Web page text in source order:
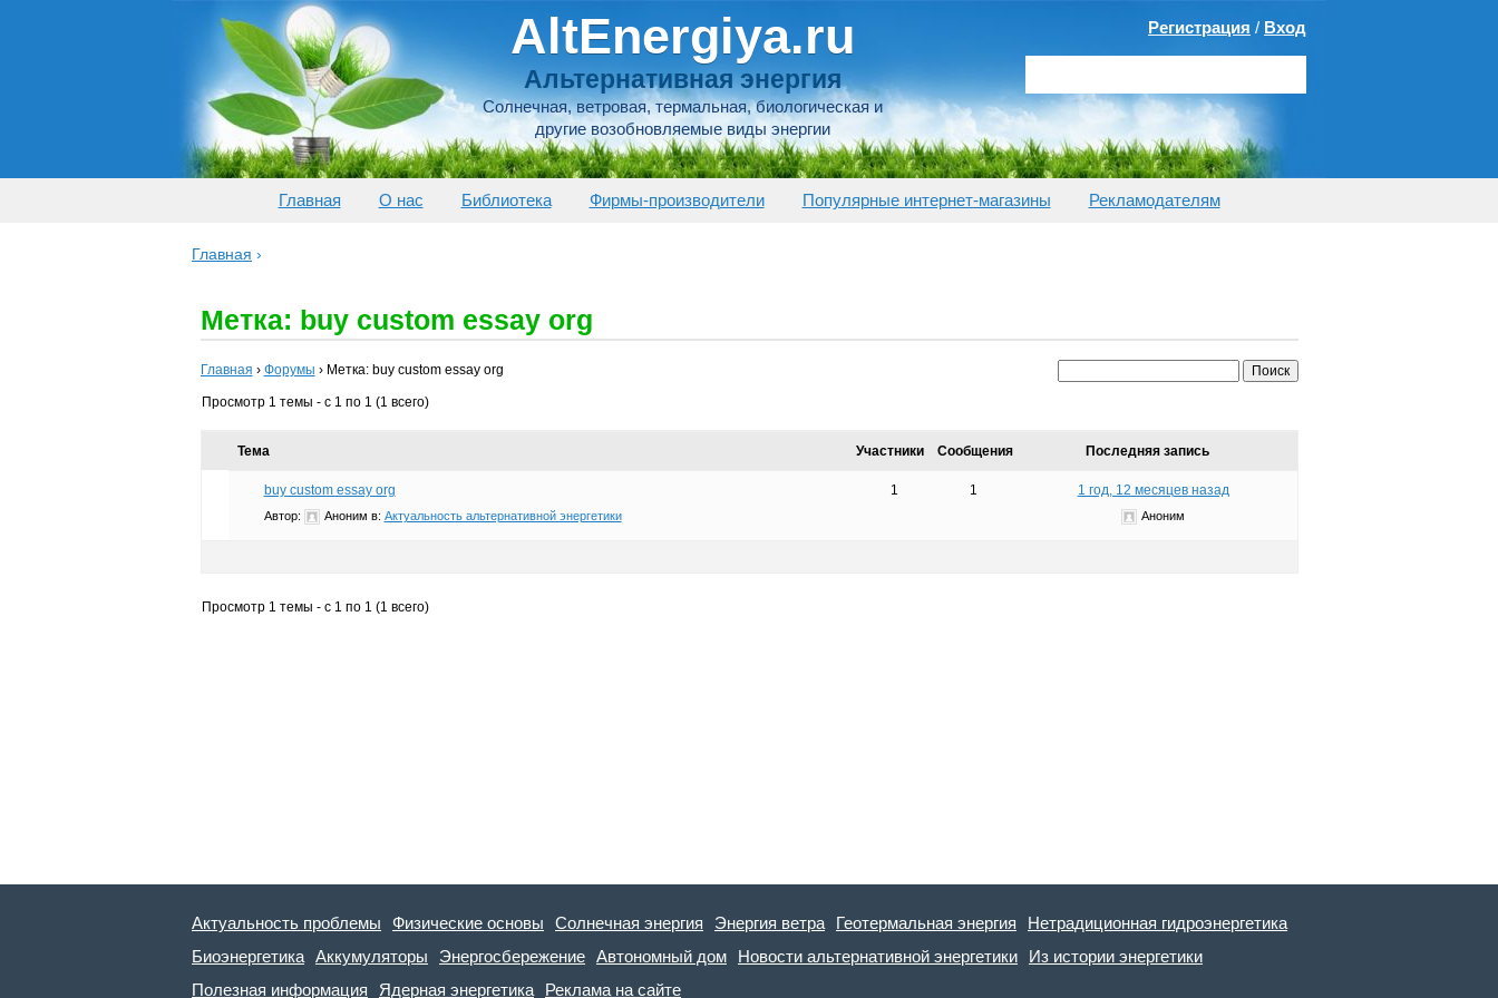
AltEnergiya.ru
Альтернативная энергия
Солнечная, ветровая, термальная, биологическая и
другие возобновляемые виды энергии
Регистрация / Вход
Главная О нас Библиотека Фирмы-производители Популярные интернет-магазины Рекламодателям
Главная ›
Метка: buy custom essay org
Главная › Форумы › Метка: buy custom essay org
Просмотр 1 темы - с 1 по 1 (1 всего)
Тема Участники Сообщения Последняя запись
buy custom essay org
Автор: Аноним в: Актуальность альтернативной энергетики
1 1 1 год, 12 месяцев назад
Аноним
Просмотр 1 темы - с 1 по 1 (1 всего)
Актуальность проблемы Физические основы Солнечная энергия Энергия ветра Геотермальная энергия
Нетрадиционная гидроэнергетика
Биоэнергетика Аккумуляторы Энергосбережение Автономный дом Новости альтернативной энергетики
Из истории энергетики
Полезная информация
Ядерная энергетика Реклама на сайте